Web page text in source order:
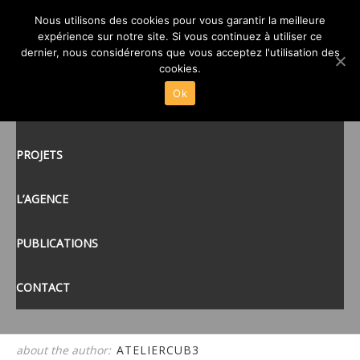
PROJETS
L’AGENCE
PUBLICATIONS
CONTACT
PANORAMA2
posté le 20 JUIL 2020/
about the author: ATELIERCUB3
Nous utilisons des cookies pour vous garantir la meilleure
expérience sur notre site. Si vous continuez à utiliser ce
dernier, nous considérerons que vous acceptez l'utilisation des
cookies.
Ok